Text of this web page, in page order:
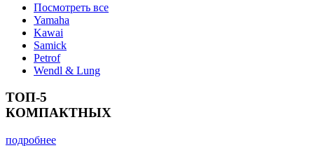
Посмотреть все
Yamaha
Kawai
Samick
Petrof
Wendl & Lung
ТОП-5
КОМПАКТНЫХ
подробнее